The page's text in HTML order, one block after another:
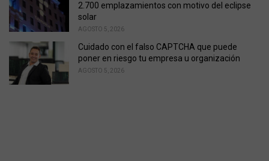
2.700 emplazamientos con motivo del eclipse
solar
AGOSTO 5, 2026
Cuidado con el falso CAPTCHA que puede
poner en riesgo tu empresa u organización
AGOSTO 5, 2026